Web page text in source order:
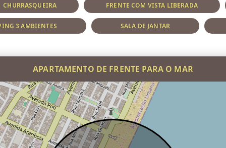
CHURRASQUEIRA FRENTE COM VISTA LIBERADA
3 AMBIENTES SALA DE JANTAR
APARTAMENTO DE FRENTE PARA O MAR